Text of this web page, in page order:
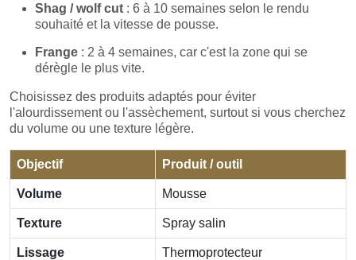
Shag / wolf cut : 6 à 10 semaines selon le rendu
souhaité et la vitesse de pousse.
Frange : 2 à 4 semaines, car c'est la zone qui se
dérègle le plus vite.
Choisissez des produits adaptés pour éviter
l'alourdissement ou l'assèchement, surtout si vous cherchez
du volume ou une texture légère.
Objectif Produit / outil
Volume Mousse
Texture Spray salin
Lissage Thermoprotecteur